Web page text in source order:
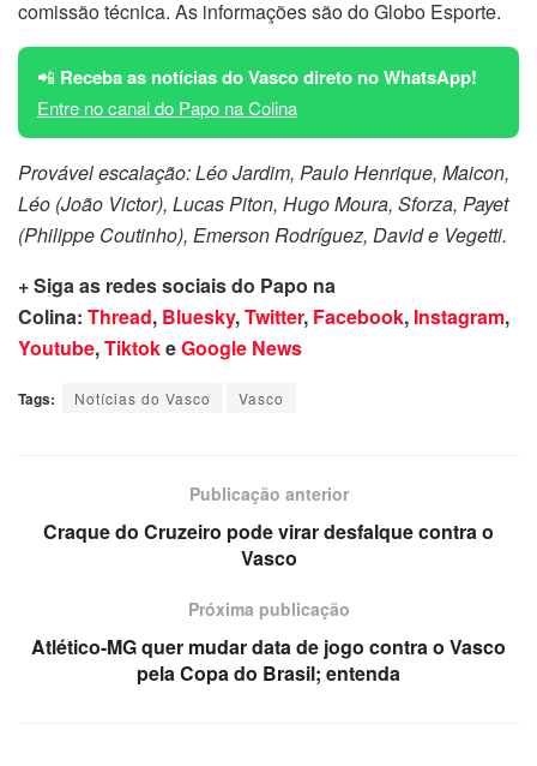
comissão técnica. As informações são do Globo Esporte.
📲 Receba as notícias do Vasco direto no WhatsApp!
Entre no canal do Papo na Colina
Provável escalação: Léo Jardim, Paulo Henrique, Maicon,
Léo (João Victor), Lucas Piton, Hugo Moura, Sforza, Payet
(Philippe Coutinho), Emerson Rodríguez, David e Vegetti.
+ Siga as redes sociais do Papo na
Colina: Thread, Bluesky,Twitter, Facebook, Instagram,
Youtube,TiktokeGoogle News
Tags: Notícias do Vasco Vasco
Publicação anterior
Craque do Cruzeiro pode virar desfalque contra o
Vasco
Próxima publicação
Atlético-MG quer mudar data de jogo contra o Vasco
pela Copa do Brasil; entenda